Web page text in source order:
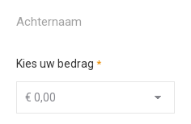
Achternaam
Kies uw bedrag *